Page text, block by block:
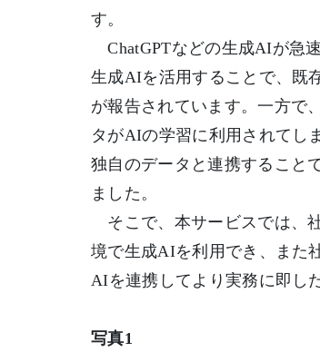
す。
ChatGPTなどの生成AIが急
生成AIを活用することで、既
が報告されています。一方で
タがAIの学習に利用されてし
独自のデータと連携すること
ました。
そこで、本サービスでは、
境で生成AIを利用でき、また
AIを連携してより実務に即し
写真1